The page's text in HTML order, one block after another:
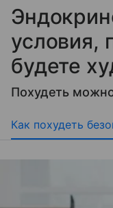
условия,
будете
Похудеть
Как похудеть